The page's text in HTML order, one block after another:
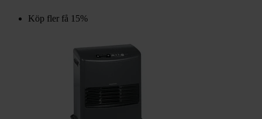
Köp fler få 15%